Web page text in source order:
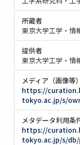
所蔵者
東京大学工学・情
提供者
東京大学工学・情
メディア（画像等
https://
tokyo.ac.jp/s/
メタデータ利用条
https://
tokyo.ac.jp/s/